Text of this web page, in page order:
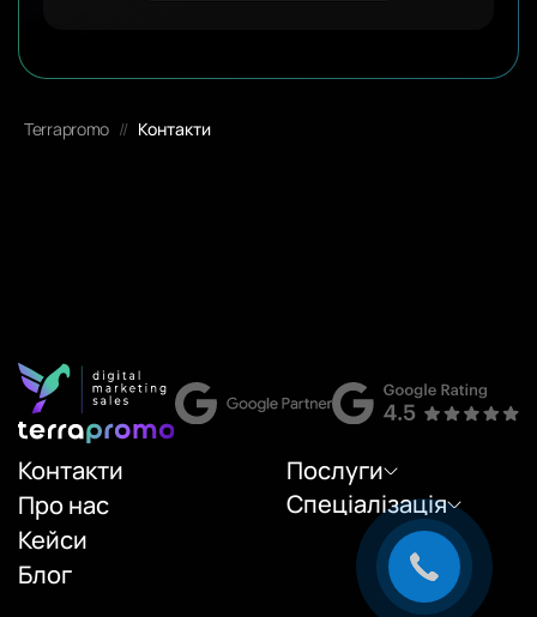
Terrapromo // Контакти
Послуги
Спеціалізація
Контакти
Про нас
Кейси
Блог